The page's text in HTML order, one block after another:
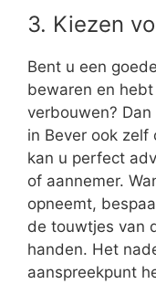
3. Kiezen
Bent u een
bewaren en
verbouwen?
in Bever ook zelf
kan u perfect
of aannemer.
opneemt,
de touwtjes van
handen. Het
aanspreekpunt